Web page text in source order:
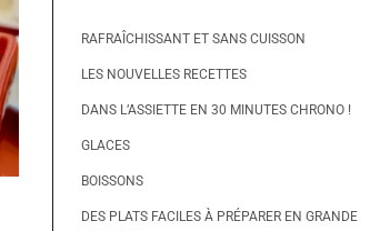
RAFRAÎCHISSANT ET SANS CUISSON
LES NOUVELLES RECETTES
DANS L’ASSIETTE EN 30 MINUTES CHRONO !
GLACES
BOISSONS
DES PLATS FACILES À PRÉPARER EN GRANDE